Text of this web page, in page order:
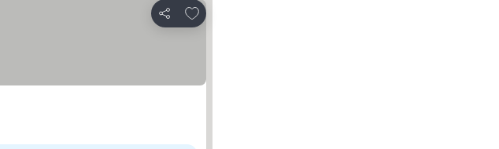
Compartir
Agregar a favoritos